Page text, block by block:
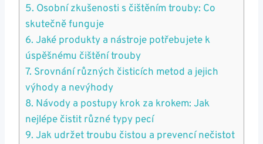
5. Osobní zkušenosti s čištěním trouby: Co
skutečně funguje
6.‌ Jaké produkty a ⁢nástroje potřebujete k
úspěšnému čištění ‌trouby
7. Srovnání různých čisticích metod a jejich
výhody ⁤a nevýhody
8. Návody a​ postupy krok za⁣ krokem: ‌Jak
nejlépe čistit různé typy pecí
9. Jak udržet troubu čistou a prevencí nečistot